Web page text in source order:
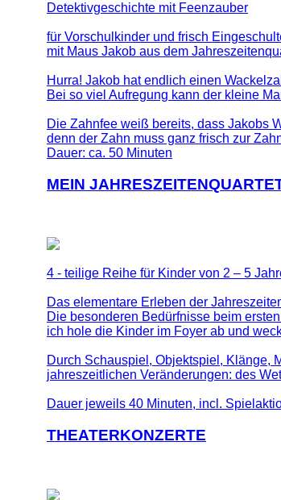
Detektivgeschichte mit Feenzauber
für Vorschulkinder und frisch
mit Maus Jakob aus dem
Hurra! Jakob hat endlich einen
Bei so viel Aufregung kann der kleine
Die Zahnfee weiß bereits, dass Jakobs
denn der Zahn muss ganz frisch zur
Dauer: ca. 50 Minuten
MEIN
4 - teilige Reihe für Kinder von 2 – 5
Das elementare Erleben der
Die besonderen Bedürfnisse beim
ich hole die Kinder im Foyer ab und
Durch Schauspiel, Objektspiel, Klänge,
jahreszeitlichen Veränderungen: des
Dauer jeweils 40 Minuten, incl.
THEATERKONZERTE